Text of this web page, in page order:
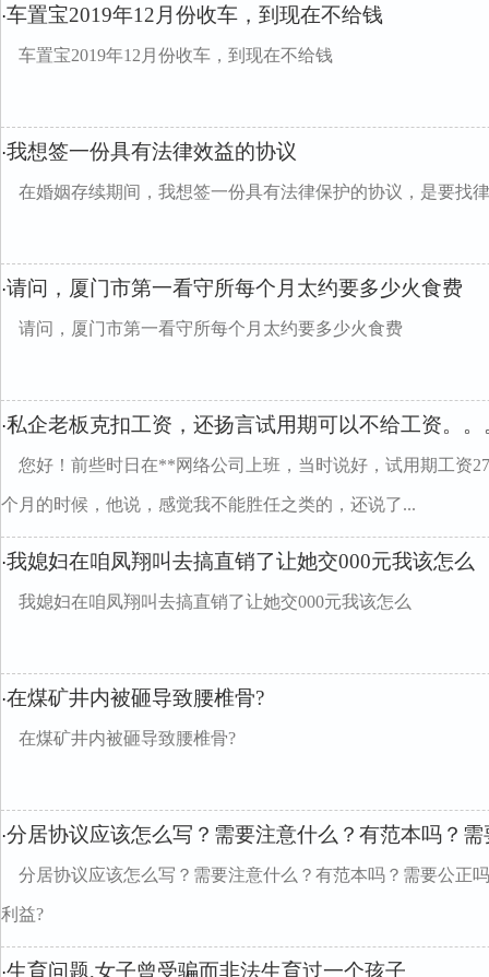
·车置宝2019年12月份收车，到现在不给钱
车置宝2019年12月份收车，到现在不给钱
·我想签一份具有法律效益的协议
在婚姻存续期间，我想签一份具有法律保护的协议，是要找
·请问，厦门市第一看守所每个月太约要多少火食费
请问，厦门市第一看守所每个月太约要多少火食费
·私企老板克扣工资，还扬言试用期可以不给工资。。
您好！前些时日在**网络公司上班，当时说好，试用期工资
个月的时候，他说，感觉我不能胜任之类的，还说了...
·我媳妇在咱凤翔叫去搞直销了让她交000元我该怎么
我媳妇在咱凤翔叫去搞直销了让她交000元我该怎么
·在煤矿井内被砸导致腰椎骨?
在煤矿井内被砸导致腰椎骨?
·分居协议应该怎么写？需要注意什么？有范本吗？
分居协议应该怎么写？需要注意什么？有范本吗？需要公正
利益?
·生育问题,女子曾受骗而非法生育过一个孩子